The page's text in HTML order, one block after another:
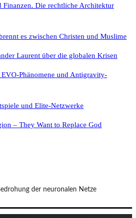
Die rechtliche Architektur
es zwischen Christen und Muslime
Laurent über die globalen Krisen
EVO-Phänomene und Antigravity-
und Elite-Netzwerke
– They Want to Replace God
der neuronalen Netze